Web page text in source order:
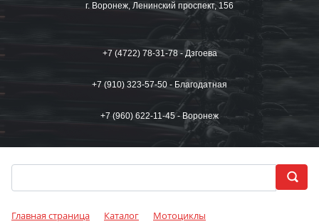
г. Воронеж, Ленинский проспект, 156
+7 (4722) 78-31-78 - Дзгоева
+7 (910) 323-57-50 - Благодатная
+7 (960) 622-11-45 - Воронеж
Главная страница Каталог
Мотоциклы